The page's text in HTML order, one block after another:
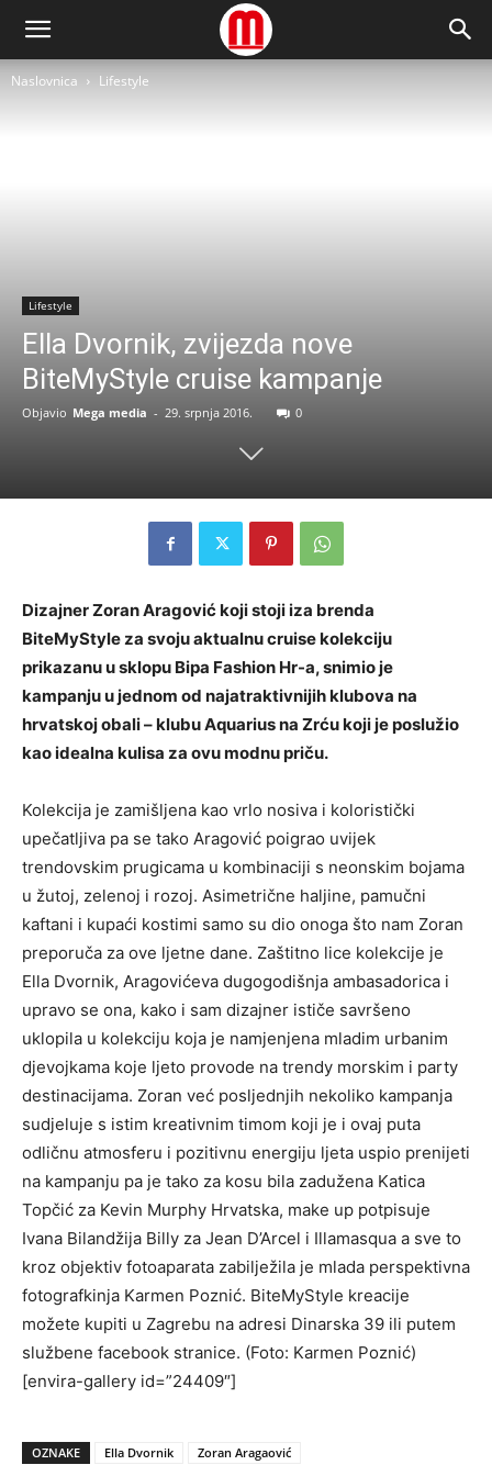
Naslovnica Lifestyle
Lifestyle
Ella Dvornik, zvijezda nove
BiteMyStyle cruise kampanje
Objavio Mega media - 29. srpnja 2016. 0
Dizajner Zoran Aragović koji stoji iza brenda
BiteMyStyle za svoju aktualnu cruise kolekciju
prikazanu u sklopu Bipa Fashion Hr-a, snimio je
kampanju u jednom od najatraktivnijih klubova na
hrvatskoj obali – klubu Aquarius na Zrću koji je poslužio
kao idealna kulisa za ovu modnu priču.
Kolekcija je zamišljena kao vrlo nosiva i koloristički
upečatljiva pa se tako Aragović poigrao uvijek
trendovskim prugicama u kombinaciji s neonskim bojama
u žutoj, zelenoj i rozoj. Asimetrične haljine, pamučni
kaftani i kupaći kostimi samo su dio onoga što nam Zoran
preporuča za ove ljetne dane. Zaštitno lice kolekcije je
Ella Dvornik, Aragovićeva dugogodišnja ambasadorica i
upravo se ona, kako i sam dizajner ističe savršeno
uklopila u kolekciju koja je namjenjena mladim urbanim
djevojkama koje ljeto provode na trendy morskim i party
destinacijama. Zoran već posljednjih nekoliko kampanja
sudjeluje s istim kreativnim timom koji je i ovaj puta
odličnu atmosferu i pozitivnu energiju ljeta uspio prenijeti
na kampanju pa je tako za kosu bila zadužena Katica
Topčić za Kevin Murphy Hrvatska, make up potpisuje
Ivana Bilandžija Billy za Jean D’Arcel i Illamasqua a sve to
kroz objektiv fotoaparata zabilježila je mlada perspektivna
fotografkinja Karmen Poznić. BiteMyStyle kreacije
možete kupiti u Zagrebu na adresi Dinarska 39 ili putem
službene facebook stranice. (Foto: Karmen Poznić)
[envira-gallery id=”24409″]
OZNAKE Ella Dvornik Zoran Aragaović